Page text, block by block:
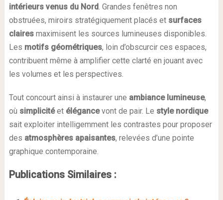
intérieurs venus du Nord. Grandes fenêtres non
obstruées, miroirs stratégiquement placés et surfaces
clairesmaximisent les sources lumineuses disponibles.
Les motifs géométriques, loin d’obscurcir ces espaces,
contribuent même à amplifier cette clarté en jouant avec
les volumes et les perspectives.
Tout concourt ainsi à instaurer une ambiance lumineuse,
où simplicitéet élégancevont de pair. Le style nordique
sait exploiter intelligemment les contrastes pour proposer
des atmosphères apaisantes, relevées d’une pointe
graphique contemporaine.
Publications Similaires :